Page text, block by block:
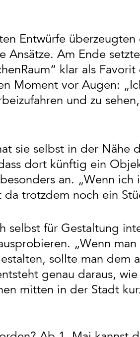
Entwürfe
Ansätze. Am Ende
klar als
Moment vor Augen:
und zu
sie selbst in der Nähe
dort künftig ein
an. „Wenn
trotzdem noch ein
selbst für Gestaltung
„Wenn
sollte man dem
genau daraus,
mitten in der Stadt